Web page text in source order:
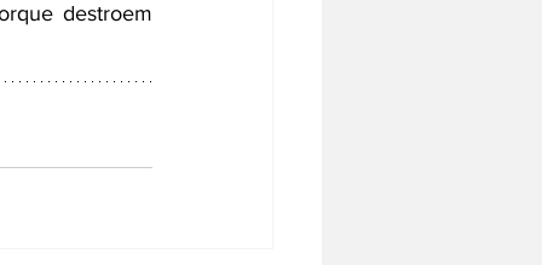
destroem